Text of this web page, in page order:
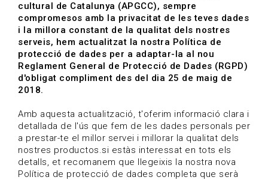
Actualitat | Museus i
patrimoni
Data de publicació: 08-01-2025
HOME
cultural de Catalunya (APGCC), sempre
compromesos amb la privacitat de les teves dades
i la millora constant de la qualitat dels nostres
serveis, hem actualitzat la nostra Política de
protecció de dades per a adaptar-la al nou
Reglament General de Protecció de Dades (RGPD)
d'obligat compliment des del dia 25 de maig de
2018.
Amb aquesta actualització, t'oferim informació clara i
detallada de l'ús que fem de les dades personals per
a prestar-te el millor servei i millorar la qualitat dels
nostres productos.si estàs interessat en tots els
detalls, et recomanem que llegeixis la nostra nova
Política de protecció de dades completa que serà